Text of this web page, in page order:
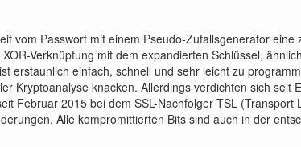
vom Passwort mit einem Pseudo-Zufallsgenerator
Verknüpfung mit dem expandierten Schlüssel,
erstaunlich einfach, schnell und sehr leicht zu
Kryptoanalyse knacken. Allerdings verdichten sich seit
Februar 2015 bei dem SSL-Nachfolger TSL
Alle kompromittierten Bits sind auch in der